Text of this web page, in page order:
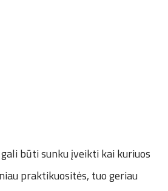
būti sunku įveikti kai kuriuos
praktikuositės, tuo geriau